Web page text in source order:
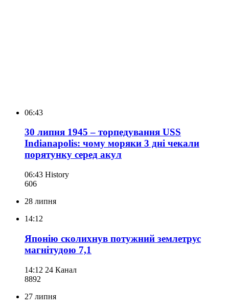
06:43
30 липня 1945 – торпедування USS
Indianapolis: чому моряки 3 дні чекали
порятунку серед акул
06:43 History
606
28 липня
14:12
Японію сколихнув потужний землетрус
магнітудою 7,1
14:12 24 Канал
8892
27 липня